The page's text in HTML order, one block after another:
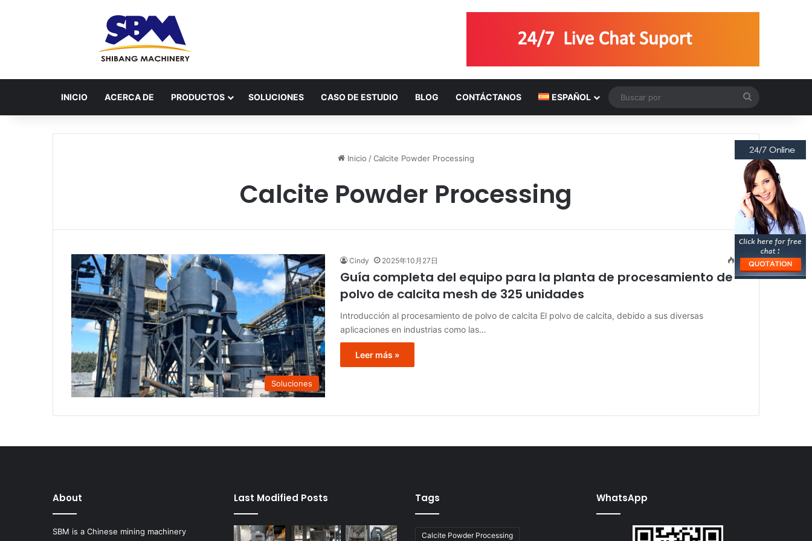
INICIO ACERCA DE PRODUCTOS SOLUCIONES CASO DE ESTUDIO BLOG CONTÁCTANOS ESPAÑOL
por
Inicio /Calcite Powder Processing
Calcite Powder Processing
Soluciones
Cindy 2025年10月27日 8
Guía completa del equipo para la planta de procesamiento de
polvo de calcita mesh de 325 unidades
Introducción al procesamiento de polvo de calcita El polvo de calcita, debido a sus diversas
aplicaciones en industrias como las…
Leer más »
About
SBM is a Chinese mining machinery
Last Modified Posts Tags
Calcite Powder Processing
WhatsApp